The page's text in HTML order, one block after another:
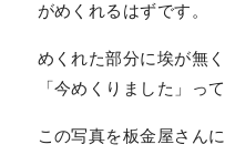
がめくれるはずです。
めくれた部分に埃が無
「今めくりました」っ
この写真を板金屋さん